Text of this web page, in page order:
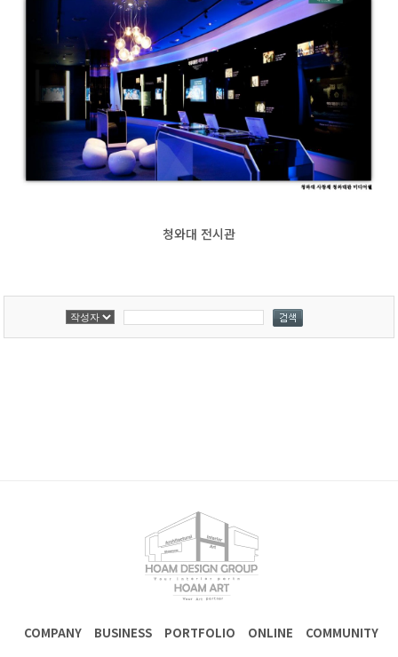
청와대 전시관
COMPANY BUSINESS PORTFOLIO ONLINE COMMUNITY